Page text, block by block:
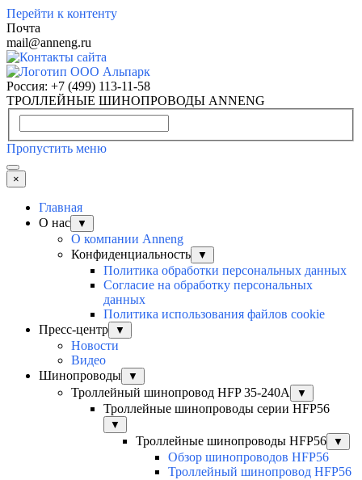
Перейти к контенту
Почта
mail@anneng.ru
Россия: +7 (499) 113-11-58
ТРОЛЛЕЙНЫЕ ШИНОПРОВОДЫ ANNENG
Пропустить меню
×
Главная
О нас
▼
О компании Anneng
Конфиденциальность
▼
Политика обработки персональных данных
Согласие на обработку персональных
данных
Политика использования файлов cookie
Пресс-центр
▼
Новости
Видео
Шинопроводы
▼
Троллейный шинопровод HFP 35-240А ▼
Троллейные шинопроводы серии HFP56
▼
Троллейные шинопроводы HFP56 ▼
Обзор шинопроводов HFP56
Троллейный шинопровод HFP56